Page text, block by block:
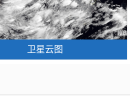
卫星云图